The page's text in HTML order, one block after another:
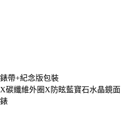
帶+紀念版包裝
碳纖維外圈X防眩藍寶石水晶鏡面